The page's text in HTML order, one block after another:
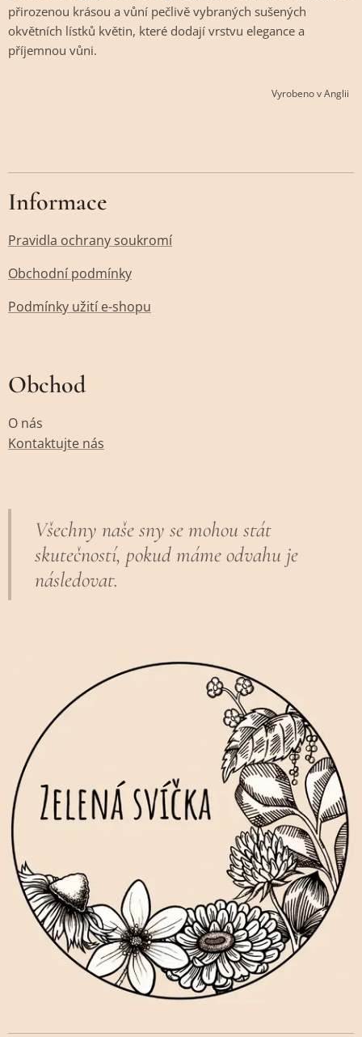
přirozenou krásou a vůní pečlivě vybraných sušených
okvětních lístků květin, které dodají vrstvu elegance a
příjemnou vůni.
Vyrobeno v Anglii
Informace
Pravidla ochrany soukromí
Obchodní podmínky
Podmínky užití e-shopu
Obchod
O nás
Kontaktujte nás
Všechny naše sny se mohou stát
skutečností, pokud máme odvahu je
následovat.